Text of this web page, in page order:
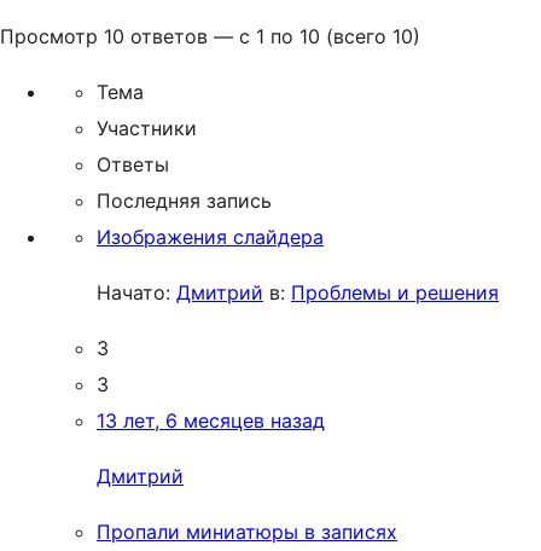
Просмотр 10 ответов — с 1 по 10 (всего 10)
Тема
Участники
Ответы
Последняя запись
Изображения слайдера
Начато: Дмитрий в: Проблемы и решения
3
3
13 лет, 6 месяцев назад
Дмитрий
Пропали миниатюры в записях